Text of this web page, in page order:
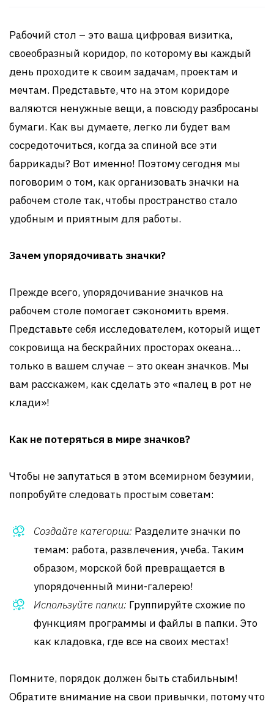
Рабочий стол – это ваша цифровая визитка,
своеобразный коридор, по которому вы каждый
день проходите к своим задачам, проектам и
мечтам. Представьте, что на этом коридоре
валяются ненужные вещи, а повсюду разбросаны
бумаги. Как вы думаете, легко ли будет вам
сосредоточиться, когда за спиной все эти
баррикады? Вот именно! Поэтому сегодня мы
поговорим о том, как организовать значки на
рабочем столе так, чтобы пространство стало
удобным и приятным для работы.
Зачем упорядочивать значки?
Прежде всего, упорядочивание значков на
рабочем столе помогает сэкономить время.
Представьте себя исследователем, который ищет
сокровища на бескрайних просторах океана…
только в вашем случае – это океан значков. Мы
вам расскажем, как сделать это «палец в рот не
клади»!
Как не потеряться в мире значков?
Чтобы не запутаться в этом всемирном безумии,
попробуйте следовать простым советам:
Создайте категории: Разделите значки по
темам: работа, развлечения, учеба. Таким
образом, морской бой превращается в
упорядоченный мини-галерею!
Используйте папки: Группируйте схожие по
функциям программы и файлы в папки. Это
как кладовка, где все на своих местах!
Помните, порядок должен быть стабильным!
Обратите внимание на свои привычки, потому что